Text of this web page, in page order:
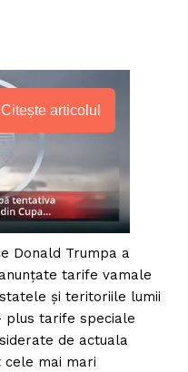
Citește articolul
Donald Trumpa a
tarife vamale
și teritoriile lumii
plus tarife speciale
de actuala
mai mari